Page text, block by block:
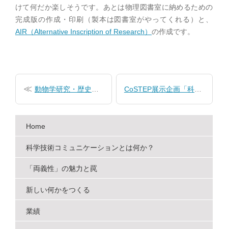
けて何だか楽しそうです。あとは物理図書室に納めるための
完成版の作成・印刷（製本は図書室がやってくれる）と、
AIR（Alternative Inscription of Research） の作成です。
稿
ナ
ン
動物学研究・歴史・社会【集中講義：自然史科学特別講義IV】 CoSTEP展示企画「科学をあるく」に協力
Home
科学技術コミュニケーションとは何か？
「両義性」の魅力と罠
新しい何かをつくる
業績